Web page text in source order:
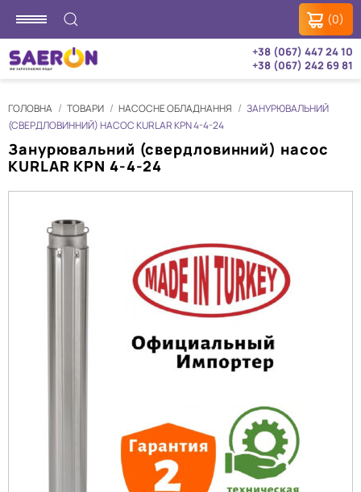
(0)
+38 (067) 447 24 10
+38 (067) 242 69 81
ГОЛОВНА ТОВАРИ НАСОСНЕ ОБЛАДНАННЯ
ЗАНУРЮВАЛЬНИЙ
(СВЕРДЛОВИННИЙ) НАСОС KURLAR KPN 4-4-24
Занурювальний (свердловинний) насос
KURLAR KPN 4-4-24